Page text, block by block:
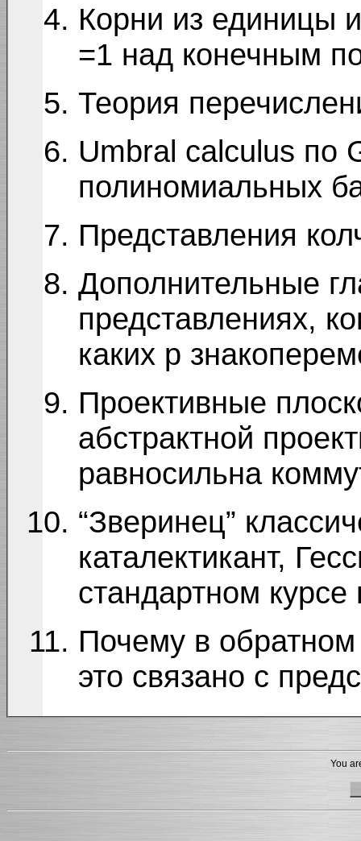
Корни из единицы
=1 над конечным
Теория
Umbral calculus по
полиномиальных
Представления
Дополнительные
представлениях,
каких p
Проективные
абстрактной
равносильна
“Зверинец”
каталектикант,
стандартном
Почему в
это связано с
You